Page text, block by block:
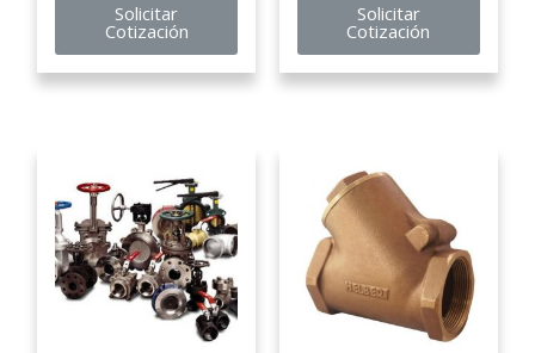
Solicitar
Cotización
Solicitar
Cotización